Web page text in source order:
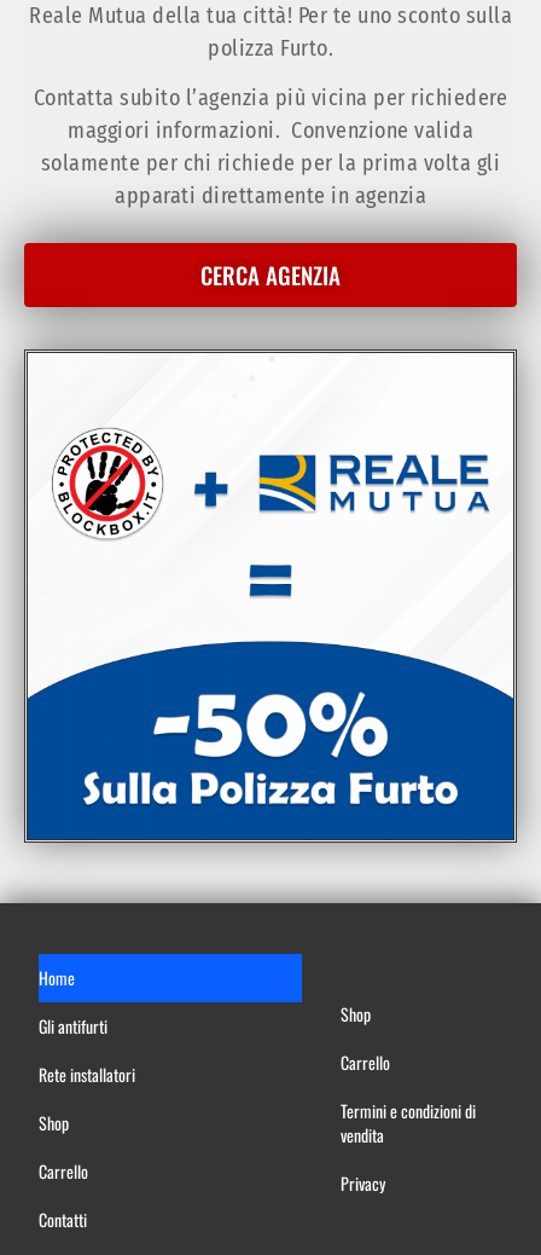
Reale Mutua della tua città! Per te uno sconto sulla
polizza Furto.
Contatta subito l’agenzia più vicina per richiedere
maggiori informazioni. Convenzione valida
solamente per chi richiede per la prima volta gli
apparati direttamente in agenzia
CERCA AGENZIA
Home
Gli antifurti
Rete installatori
Shop
Carrello
Contatti
Shop
Carrello
Termini e condizioni di
vendita
Privacy